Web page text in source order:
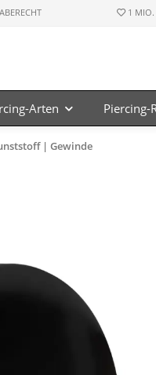
1 MIO.
Arten Piercing-
| Gewinde